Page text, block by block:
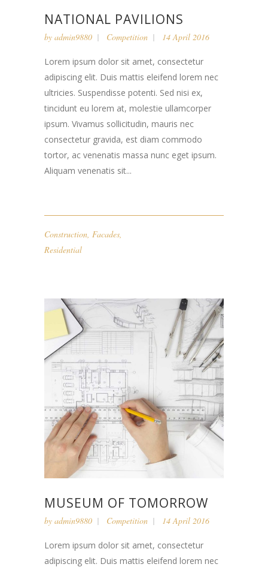
NATIONAL PAVILIONS
by admin9880 Competition 14 April 2016
Lorem ipsum dolor sit amet, consectetur
adipiscing elit. Duis mattis eleifend lorem nec
ultricies. Suspendisse potenti. Sed nisi ex,
tincidunt eu lorem at, molestie ullamcorper
ipsum. Vivamus sollicitudin, mauris nec
consectetur gravida, est diam commodo
tortor, ac venenatis massa nunc eget ipsum.
Aliquam venenatis sit...
Construction, Facades,
Residential
MUSEUM OF TOMORROW
by admin9880 Competition 14 April 2016
Lorem ipsum dolor sit amet, consectetur
adipiscing elit. Duis mattis eleifend lorem nec